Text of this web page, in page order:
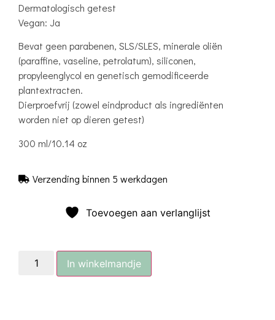
Dermatologisch getest
Vegan: Ja
Bevat geen parabenen, SLS/SLES, minerale oliën
(paraffine, vaseline, petrolatum), siliconen,
propyleenglycol en genetisch gemodificeerde
plantextracten.
Dierproefvrij (zowel eindproduct als ingrediënten
worden niet op dieren getest)
300 ml/10.14 oz
Verzending binnen 5 werkdagen
Toevoegen aan verlanglijst
In winkelmandje